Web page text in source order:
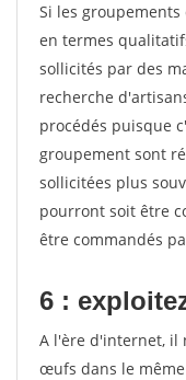
Si les
en termes
sollicités par des
recherche
procédés puisque
groupement sont
sollicitées plus
pourront soit être
être commandés
6 :
A l'ère d'internet, il
œufs dans le